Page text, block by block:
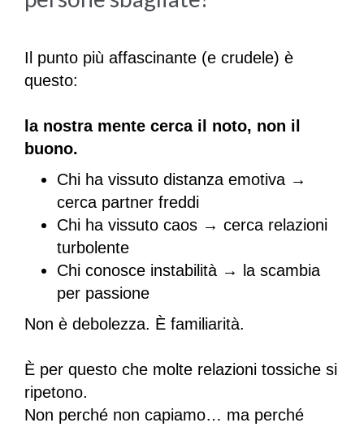
Il punto più affascinante (e crudele) è
questo:
la nostra mente cerca il noto, non il
buono.
Chi ha vissuto distanza emotiva →
cerca partner freddi
Chi ha vissuto caos → cerca relazioni
turbolente
Chi conosce instabilità → la scambia
per passione
Non è debolezza. È familiarità.
È per questo che molte relazioni tossiche si
ripetono.
Non perché non capiamo… ma perché